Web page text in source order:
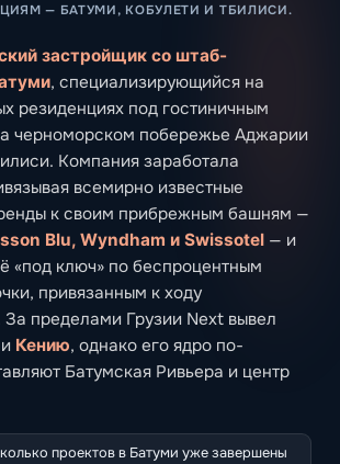
— БАТУМИ, КОБУЛЕТИ И ТБИЛИСИ.
застройщик со штаб-
, специализирующийся на
резиденциях под гостиничным
черноморском побережье Аджарии
Компания заработала
всемирно известные
к своим прибрежным башням —
Blu, Wyndham и Swissotel — и
«под ключ» по беспроцентным
привязанным к ходу
За пределами Грузии Next вывел
и Кению, однако его ядро по-
Батумская Ривьера и центр
проектов в Батуми уже завершены